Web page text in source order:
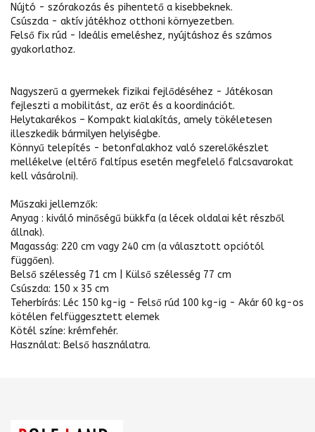
Nújtó - szórakozás és pihentető a kisebbeknek.
Csúszda - aktív játékhoz otthoni környezetben.
Felső fix rúd - Ideális emeléshez, nyújtáshoz és számos
gyakorlathoz.
Nagyszerű a gyermekek fizikai fejlődéséhez - Játékosan
fejleszti a mobilitást, az erőt és a koordinációt.
Helytakarékos – Kompakt kialakítás, amely tökéletesen
illeszkedik bármilyen helyiségbe.
Könnyű telepítés - betonfalakhoz való szerelőkészlet
mellékelve (eltérő faltípus esetén megfelelő falcsavarokat
kell vásárolni).
Műszaki jellemzők:
Anyag : kiváló minőségű bükkfa (a lécek oldalai két részből
állnak).
Magasság: 220 cm vagy 240 cm (a választott opciótól
függően).
Belső szélesség 71 cm | Külső szélesség 77 cm
Csúszda: 150 x 35 cm
Teherbírás: Léc 150 kg-ig - Felső rúd 100 kg-ig - Akár 60 kg-os
kötélen felfüggesztett elemek
Kötél színe: krémfehér.
Használat: Belső használatra.